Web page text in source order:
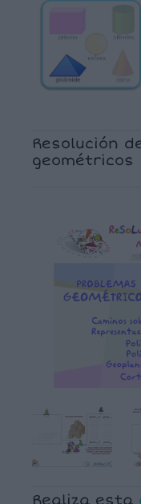
Resolución
geométricos
Realiza esta